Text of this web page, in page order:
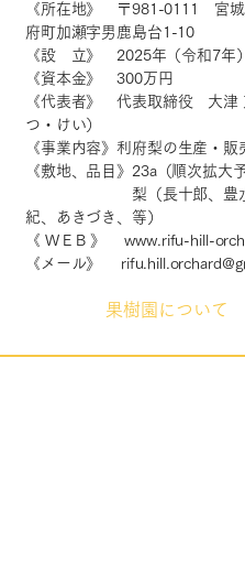
《所在地》 〒981-0111 宮城
府町加瀬字男鹿島台1-10
《設 立》 2025年（令和7年
《資本金》 300万円
《代表者》 代表取締役 大津
つ・けい）
《事業内容》利府梨の生産・販
《敷地、品目》23a（順次拡大
梨（長十郎、豊水
紀、あきづき、等）
《 W E B 》www.rifu-hill-
《メール》
果樹園について